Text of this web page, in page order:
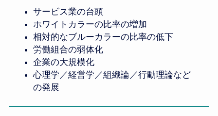
サービス業の台頭
ホワイトカラーの比率の増加
相対的なブルーカラーの比率の低下
労働組合の弱体化
企業の大規模化
心理学／経営学／組織論／行動理論など
の発展